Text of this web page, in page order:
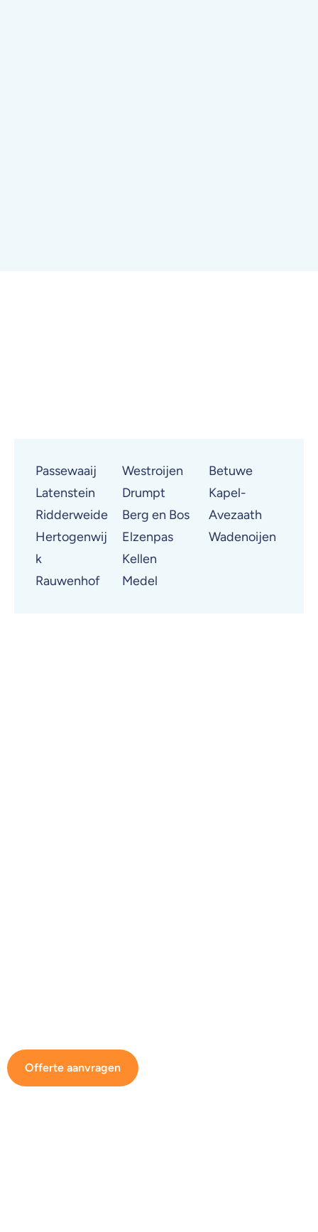
Passewaaij
Latenstein
Ridderweide
Hertogenwij
k
Rauwenhof
Westroijen
Drumpt
Berg en Bos
Elzenpas
Kellen
Medel
Betuwe
Kapel-
Avezaath
Wadenoijen
Offerte aanvragen